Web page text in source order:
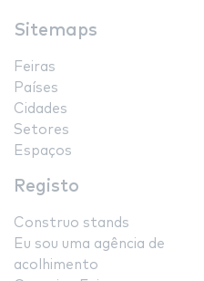
Sitemaps
Feiras
Países
Cidades
Setores
Espaços
Registo
Construo stands
Eu sou uma agência de
acolhimento